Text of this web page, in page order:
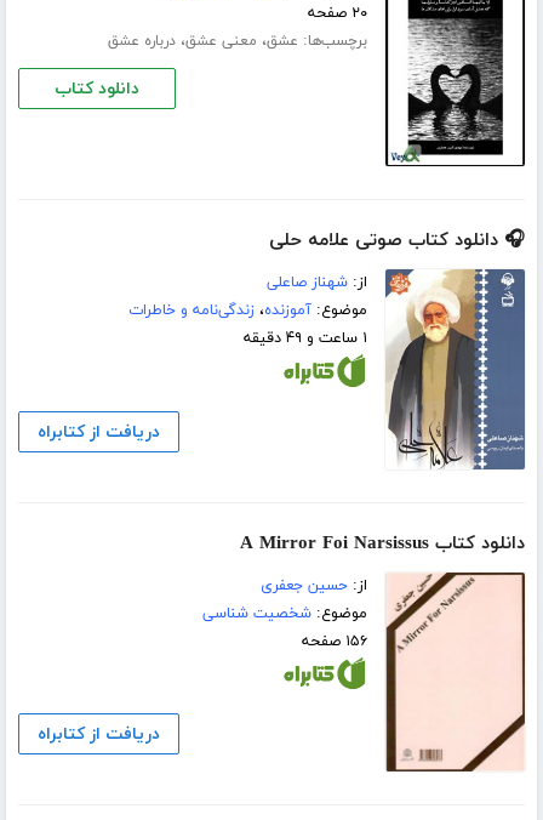
۲۰ صفحه
برچسب‌ها: عشق، معنی عشق،درباره عشق
دانلود کتاب
🎧 دانلود کتاب صوتی علامه حلی
از:شهناز صاعلی
موضوع:آموزنده،زندگی‌نامه و خاطرات
۱ ساعت و ۴۹ دقیقه
دریافت از کتابراه
دانلود کتاب A Mirror Foi Narsissus
از:حسین جعفری
موضوع:شخصیت شناسی
۱۵۶ صفحه
دریافت از کتابراه